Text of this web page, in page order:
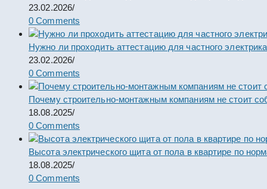
23.02.2026/
0 Comments
Нужно ли проходить аттестацию для частного
23.02.2026/
0 Comments
Почему строительно-монтажным компаниям не стоит
18.08.2025/
0 Comments
Высота электрического щита от пола в квартире по
18.08.2025/
0 Comments